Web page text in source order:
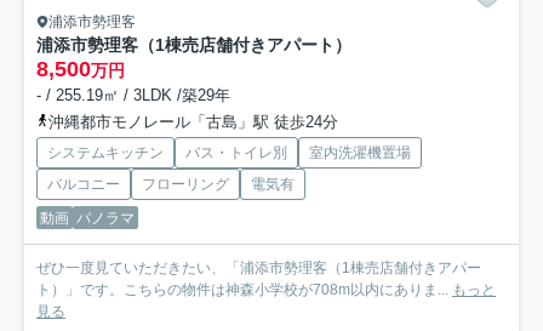
浦添市勢理客
浦添市勢理客（1棟売店舗付きアパート）
8,500万円
- / 255.19㎡ / 3LDK /築29年
沖縄都市モノレール「古島」駅 徒歩24分
システムキッチン バス・トイレ別
室内洗濯機置場
バルコニー
フローリング
電気有
動画 パノラマ
ぜひ一度見ていただきたい、「浦添市勢理客（1棟売店舗付きアパー
ト）」です。こちらの物件は神森小学校が708m以内にありま... もっと
見る